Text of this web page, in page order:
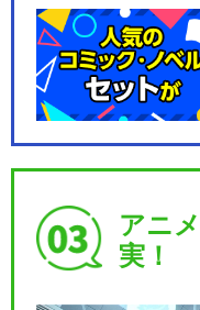
アニ
実！